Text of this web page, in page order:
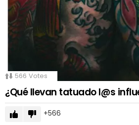
566 Votes
¿Qué llevan tatuado l@s
566